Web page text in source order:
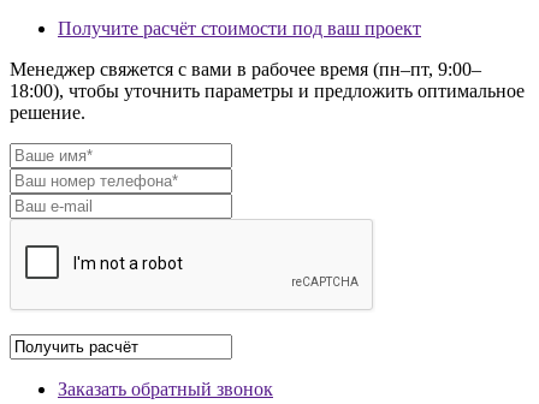
Получите расчёт стоимости под ваш проект
Менеджер свяжется с вами в рабочее время (пн–пт, 9:00–
18:00), чтобы уточнить параметры и предложить оптимальное
решение.
Заказать обратный звонок